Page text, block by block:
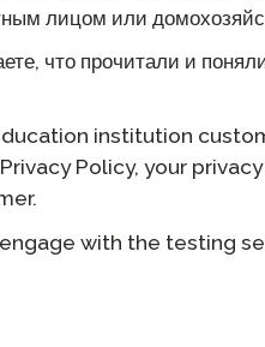
лицом или
что прочитали и
institution
Policy, your
with the testing